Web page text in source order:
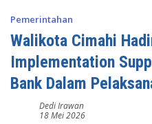
Pemerintahan
Walikota Cimahi
Implementation
Bank Dalam
Dedi Irawan
18 Mei 2026